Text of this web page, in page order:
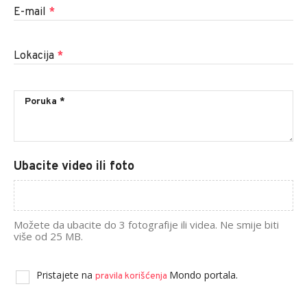
E-mail *
Lokacija *
Ubacite video ili foto
Možete da ubacite do 3 fotografije ili videa. Ne smije biti
više od 25 MB.
Pristajete na pravila korišćenja Mondo portala.